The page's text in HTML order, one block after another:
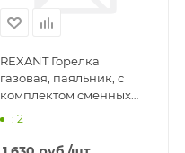
REXANT Горелка
газовая, паяльник, с
комплектом сменных
насадок, 3 предмета
: 2